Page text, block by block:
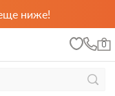
ниже!
0